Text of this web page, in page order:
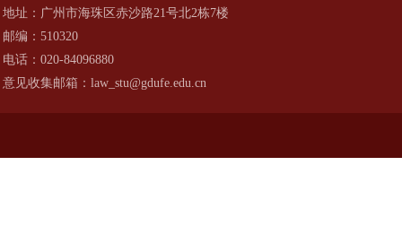
地址：广州市海珠区赤沙路21号北2栋7楼
邮编：510320
电话：020-84096880
意见收集邮箱：law_stu@gdufe.edu.cn